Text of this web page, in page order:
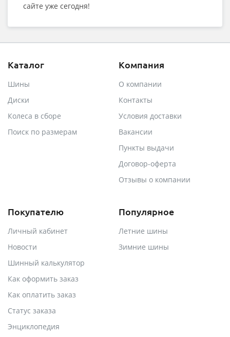
сайте уже сегодня!
Каталог
Шины
Диски
Колеса в сборе
Поиск по размерам
Компания
О компании
Контакты
Условия доставки
Вакансии
Пункты выдачи
Договор-оферта
Отзывы о компании
Покупателю
Личный кабинет
Новости
Шинный калькулятор
Как оформить заказ
Как оплатить заказ
Статус заказа
Энциклопедия
Популярное
Летние шины
Зимние шины